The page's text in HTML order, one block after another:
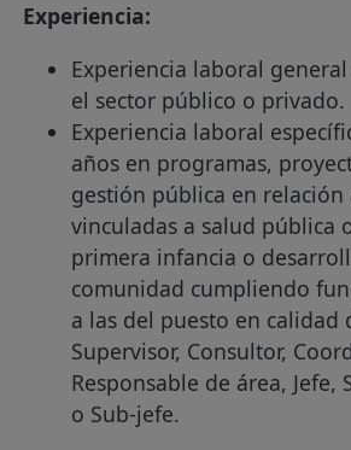
Experiencia:
Experiencia laboral
el sector público o privado.
Experiencia laboral
años en programas,
gestión pública en relación
vinculadas a salud pública
primera infancia o
comunidad cumpliendo
a las del puesto en calidad
Supervisor, Consultor,
Responsable de área,
o Sub-jefe.